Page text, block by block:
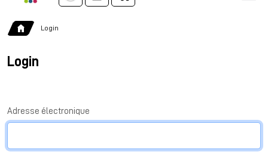
Login
Login
Adresse électronique